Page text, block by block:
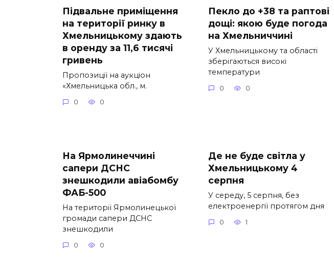
Підвальне приміщення
на території ринку в
Хмельницькому здають
в оренду за 11,6 тисячі
гривень
Пропозиції на аукціон
«Хмельницька обл., м.
0 0
Пекло до +38 та раптові
дощі: якою буде погода
на Хмельниччині
У Хмельницькому та області
зберігаються високі
температури
0 0
На Ярмолинеччині
сапери ДСНС
знешкодили авіабомбу
ФАБ-500
На території Ярмолинецької
громади сапери ДСНС
знешкодили
0 0
Де не буде світла у
Хмельницькому 4
серпня
У середу, 5 серпня, без
електроенергії протягом дня
0 1